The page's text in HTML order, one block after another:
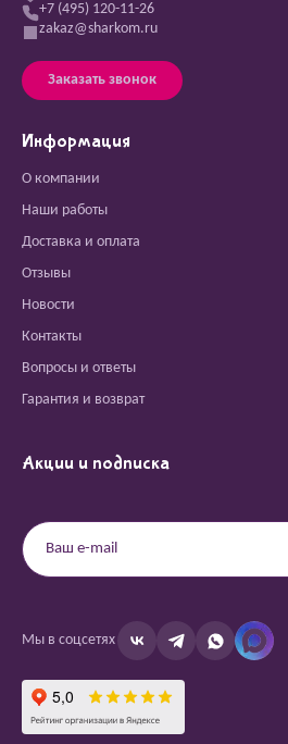
+7 (495) 120-11-26
zakaz@sharkom.ru
Заказать звонок
Информация
О компании
Наши работы
Доставка и оплата
Отзывы
Новости
Контакты
Вопросы и ответы
Гарантия и возврат
Акции и подписка
Мы в соцсетях